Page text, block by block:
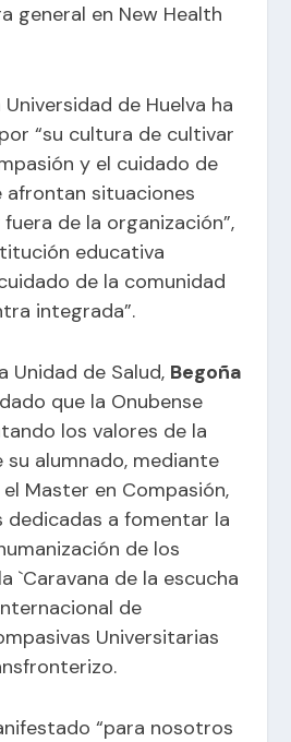
general en New Health
de Huelva ha
“su cultura de cultivar
y el cuidado de
afrontan situaciones
de la organización”,
educativa
de la comunidad
integrada”.
Unidad de Salud, Begoña
que la Onubense
los valores de la
alumnado, mediante
Master en Compasión,
dedicadas a fomentar la
de los
`Caravana de la escucha
de
Universitarias
“para nosotros